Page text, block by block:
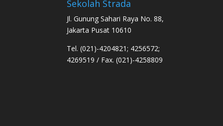
Sekolah Strada
Jl. Gunung Sahari Raya No. 88,
Jakarta Pusat 10610
Tel. (021)-4204821; 4256572;
4269519 / Fax. (021)-4258809